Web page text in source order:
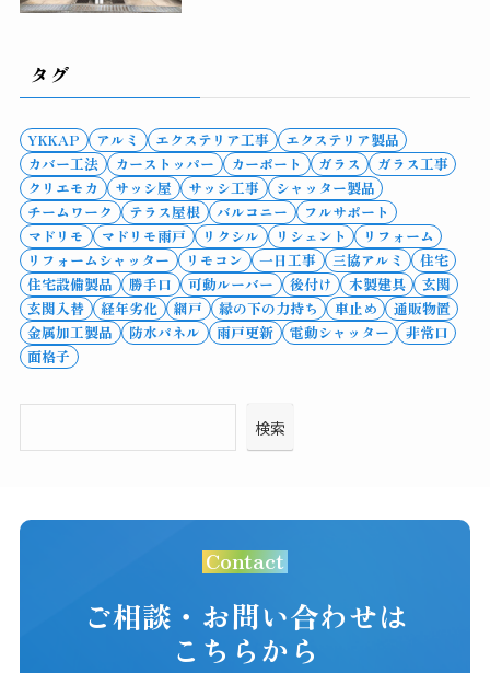
タグ
YKKAP アルミ エクステリア工事
エクステリア製品
カバー工法
カーストッパー カーポート ガラス
ガラス工事
クリエモカ
サッシ屋 サッシ工事
シャッター製品
チームワーク
テラス屋根 バルコニー
フルサポート
マドリモ
マドリモ雨戸 リクシル リシェント
リフォーム
リフォームシャッター
リモコン 一日工事 三協アルミ
住宅
住宅設備製品
勝手口 可動ルーバー 後付け 木製建具
玄関
玄関入替
経年劣化 網戸 縁の下の力持ち 車止め
通販物置
金属加工製品
防水パネル 雨戸更新 電動シャッター
非常口
面格子
検索
Contact
ご相談・お問い合わせは
こちらから